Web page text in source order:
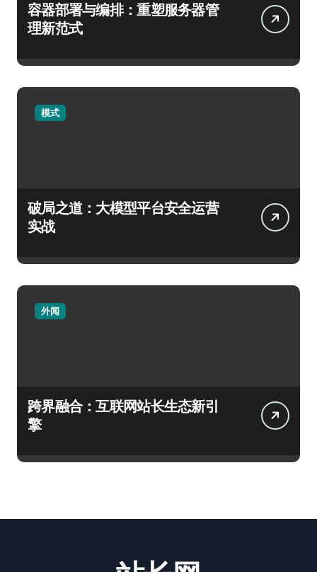
容器部署与编排：重塑服务器管
理新范式
模式
破局之道：大模型平台安全运营
实战
外闻
跨界融合：互联网站长生态新引
擎